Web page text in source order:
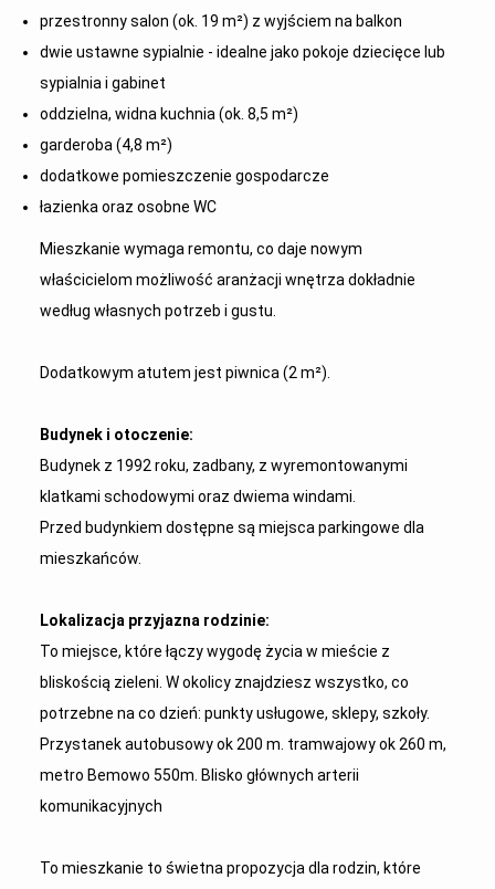
przestronny salon (ok. 19 m²) z wyjściem na balkon
dwie ustawne sypialnie - idealne jako pokoje dziecięce lub
sypialnia i gabinet
oddzielna, widna kuchnia (ok. 8,5 m²)
garderoba (4,8 m²)
dodatkowe pomieszczenie gospodarcze
łazienka oraz osobne WC
Mieszkanie wymaga remontu, co daje nowym
właścicielom możliwość aranżacji wnętrza dokładnie
według własnych potrzeb i gustu.
Dodatkowym atutem jest piwnica (2 m²).
Budynek i otoczenie:
Budynek z 1992 roku, zadbany, z wyremontowanymi
klatkami schodowymi oraz dwiema windami.
Przed budynkiem dostępne są miejsca parkingowe dla
mieszkańców.
Lokalizacja przyjazna rodzinie:
To miejsce, które łączy wygodę życia w mieście z
bliskością zieleni. W okolicy znajdziesz wszystko, co
potrzebne na co dzień: punkty usługowe, sklepy, szkoły.
Przystanek autobusowy ok 200 m. tramwajowy ok 260 m,
metro Bemowo 550m. Blisko głównych arterii
komunikacyjnych
To mieszkanie to świetna propozycja dla rodzin, które